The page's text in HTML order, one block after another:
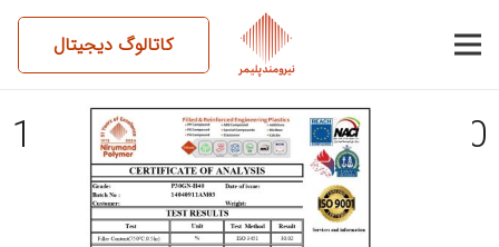
کاتالوگ دیجیتال
14040911AM03-P30GN-H40